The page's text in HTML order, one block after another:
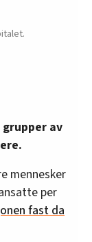
av
mennesker
per
fast da